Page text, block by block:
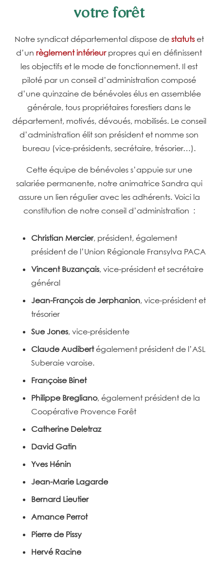
votre forêt
Notre syndicat départemental dispose de statutset
d’un règlement intérieurpropres qui en définissent
les objectifs et le mode de fonctionnement. Il est
piloté par un conseil d’administration composé
d’une quinzaine de bénévoles élus en assemblée
générale, tous propriétaires forestiers dans le
département, motivés, dévoués, mobilisés. Le conseil
d’administration élit son président et nomme son
bureau (vice-présidents, secrétaire, trésorier…).
Cette équipe de bénévoles s’appuie sur une
salariée permanente, notre animatrice Sandra qui
assure un lien régulier avec les adhérents. Voici la
constitution de notre conseil d’administration :
Christian Mercier, président, également
président de l’Union Régionale Fransylva PACA
Vincent Buzançais, vice-président et secrétaire
général
Jean-François de Jerphanion, vice-président et
trésorier
Sue Jones, vice-présidente
Claude Audibertégalement président de l’ASL
Suberaie varoise.
Françoise Binet
Philippe Bregliano, également président de la
Coopérative Provence Forêt
Catherine Deletraz
David Gatin
Yves Hénin
Jean-Marie Lagarde
Bernard Lieutier
Amance Perrot
Pierre de Pissy
Hervé Racine